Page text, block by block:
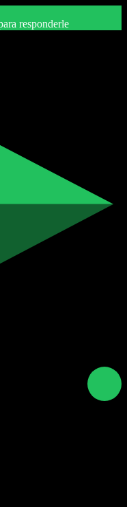
responderle